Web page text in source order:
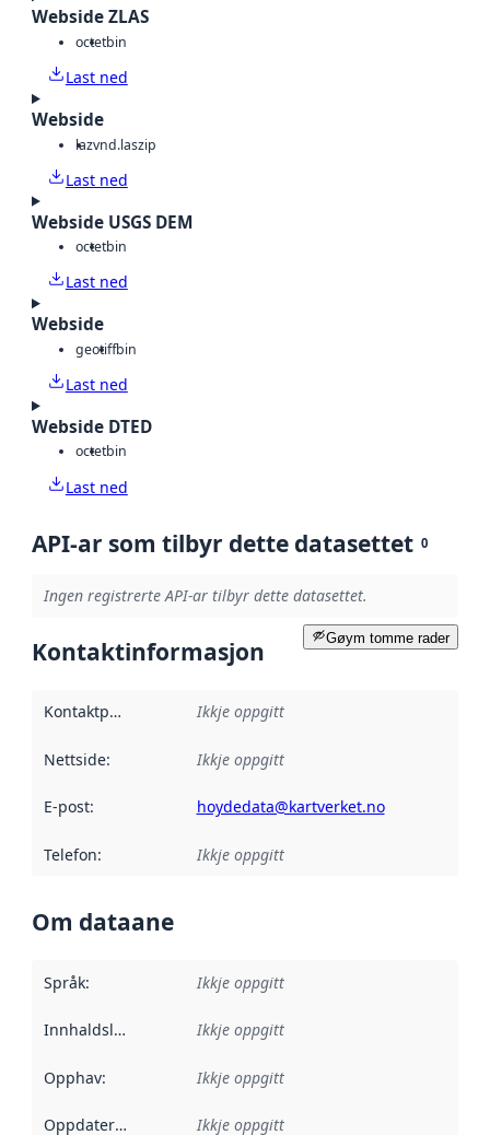
Webside ZLAS
octetbin
Last ned
Webside
lazvnd.laszip
Last ned
Webside USGS DEM
octetbin
Last ned
Webside
geotiffbin
Last ned
Webside DTED
octetbin
Last ned
API-ar som tilbyr dette datasettet 0
Ingen registrerte API-ar tilbyr dette datasettet.
Gøym tomme rader
Kontaktinformasjon
Kontaktpunkt Ikkje oppgitt
Nettside: Ikkje oppgitt
E-post: hoydedata@kartverket.no
Telefon: Ikkje oppgitt
Om dataane
Språk: Ikkje oppgitt
Innhaldsleverandørar :
Ikkje oppgitt
Opphav: Ikkje oppgitt
Oppdateringsfrekvens :
Ikkje oppgitt